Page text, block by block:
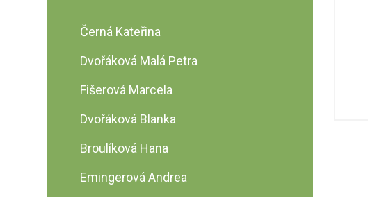
Černá Kateřina
Dvořáková Malá Petra
Fišerová Marcela
Dvořáková Blanka
Broulíková Hana
Emingerová Andrea